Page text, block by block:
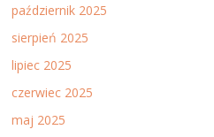
październik 2025
sierpień 2025
lipiec 2025
czerwiec 2025
maj 2025